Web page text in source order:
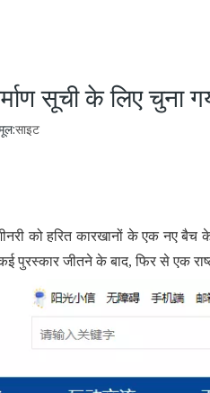
सूची के लिए चुना
साइट
को हरित कारखानों के एक नए
पुरस्कार जीतने के बाद, फिर से एक